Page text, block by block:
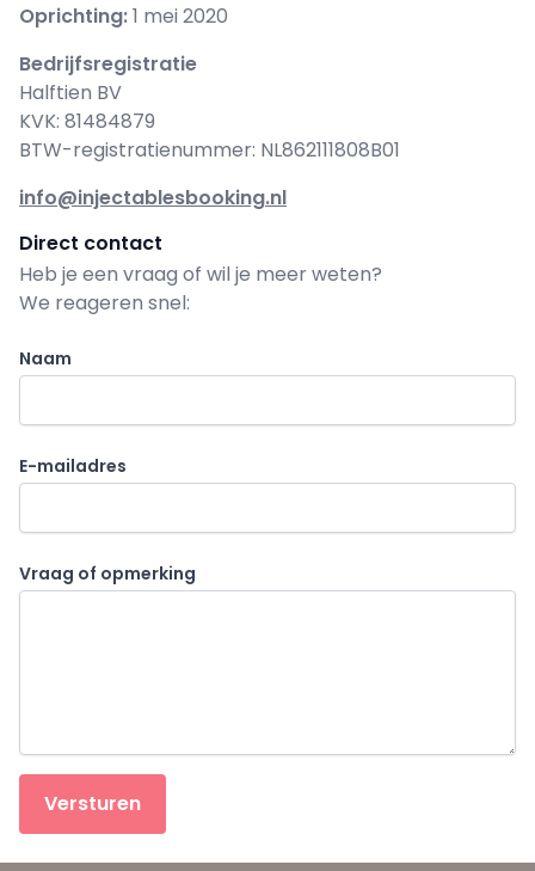
Oprichting:1 mei 2020
Bedrijfsregistratie
Halftien BV
KVK: 81484879
BTW-registratienummer: NL862111808B01
info@injectablesbooking.nl
Direct contact
Heb je een vraag of wil je meer weten?
We reageren snel:
Naam
E-mailadres
Vraag of opmerking
Versturen